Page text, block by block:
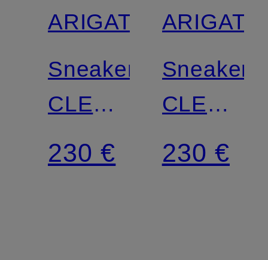
ARIGATO
Sneaker
CLEAN
90
TRIPLE
230 €
ARIGATO
Sneaker
CLEAN
90
230 €